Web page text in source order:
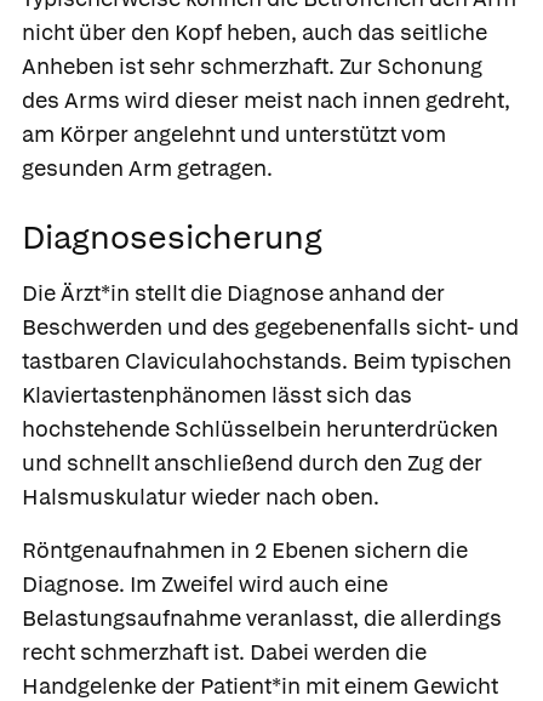
nicht über den Kopf heben, auch das seitliche
Anheben ist sehr schmerzhaft. Zur Schonung
des Arms wird dieser meist nach innen gedreht,
am Körper angelehnt und unterstützt vom
gesunden Arm getragen.
Diagnosesicherung
Die Ärzt*in stellt die Diagnose anhand der
Beschwerden und des gegebenenfalls sicht- und
tastbaren Claviculahochstands. Beim typischen
Klaviertastenphänomen lässt sich das
hochstehende Schlüsselbein herunterdrücken
und schnellt anschließend durch den Zug der
Halsmuskulatur wieder nach oben.
Röntgenaufnahmen in 2 Ebenen sichern die
Diagnose. Im Zweifel wird auch eine
Belastungsaufnahme veranlasst, die allerdings
recht schmerzhaft ist. Dabei werden die
Handgelenke der Patient*in mit einem Gewicht